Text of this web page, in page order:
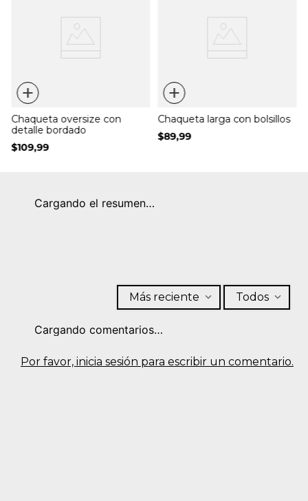
+
Chaqueta oversize con
detalle bordado
$109,99
+
Chaqueta larga con bolsillos
$89,99
Cargando el resumen…
Por favor, inicia sesión para escribir un comentario.
Más reciente Todos
Cargando comentarios…